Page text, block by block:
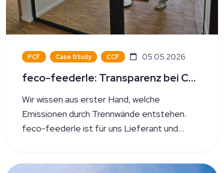
PCF Case Study CCF 05.05.2026
feco-feederle: Transparenz bei Corporate und Product Carbon Footprint
Wir wissen aus erster Hand, welche
Emissionen durch Trennwände entstehen.
feco-feederle ist für uns Lieferant und